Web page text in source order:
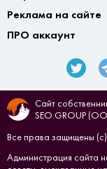
Реклама на сайте
ПРО аккаунт
Сайт
SEO.GROUP
Все права защищены
Администрация сайта